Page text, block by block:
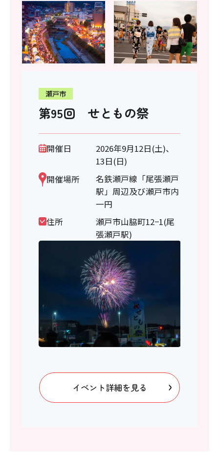
瀬戸市
第95回 せともの祭
開催日
2026年9月12日(土)、
13日(日)
開催場所
名鉄瀬戸線「尾張瀬戸
駅」周辺及び瀬戸市内
一円
住所
瀬戸市山脇町12−1(尾
張瀬戸駅)
イベント詳細を見る